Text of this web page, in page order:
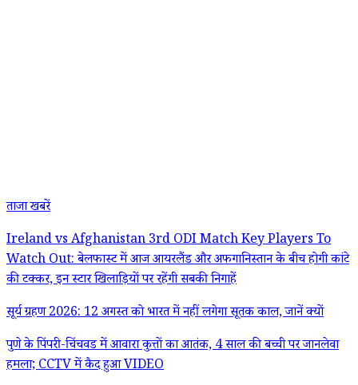
ताजा खबरें
Ireland vs Afghanistan 3rd ODI Match Key Players To
Watch Out: बेलफास्ट में आज आयरलैंड और अफगानिस्तान के बीच होगी कांटे
की टक्कर, इन स्टार खिलाड़ियों पर रहेंगी सबकी निगाहें
सूर्य ग्रहण 2026: 12 अगस्त को भारत में नहीं लगेगा सूतक काल, जानें क्यों
पुणे के पिंपरी-चिंचवड में आवारा कुत्तों का आतंक, 4 साल की बच्ची पर जानलेवा
हमला; CCTV में कैद हुआ VIDEO